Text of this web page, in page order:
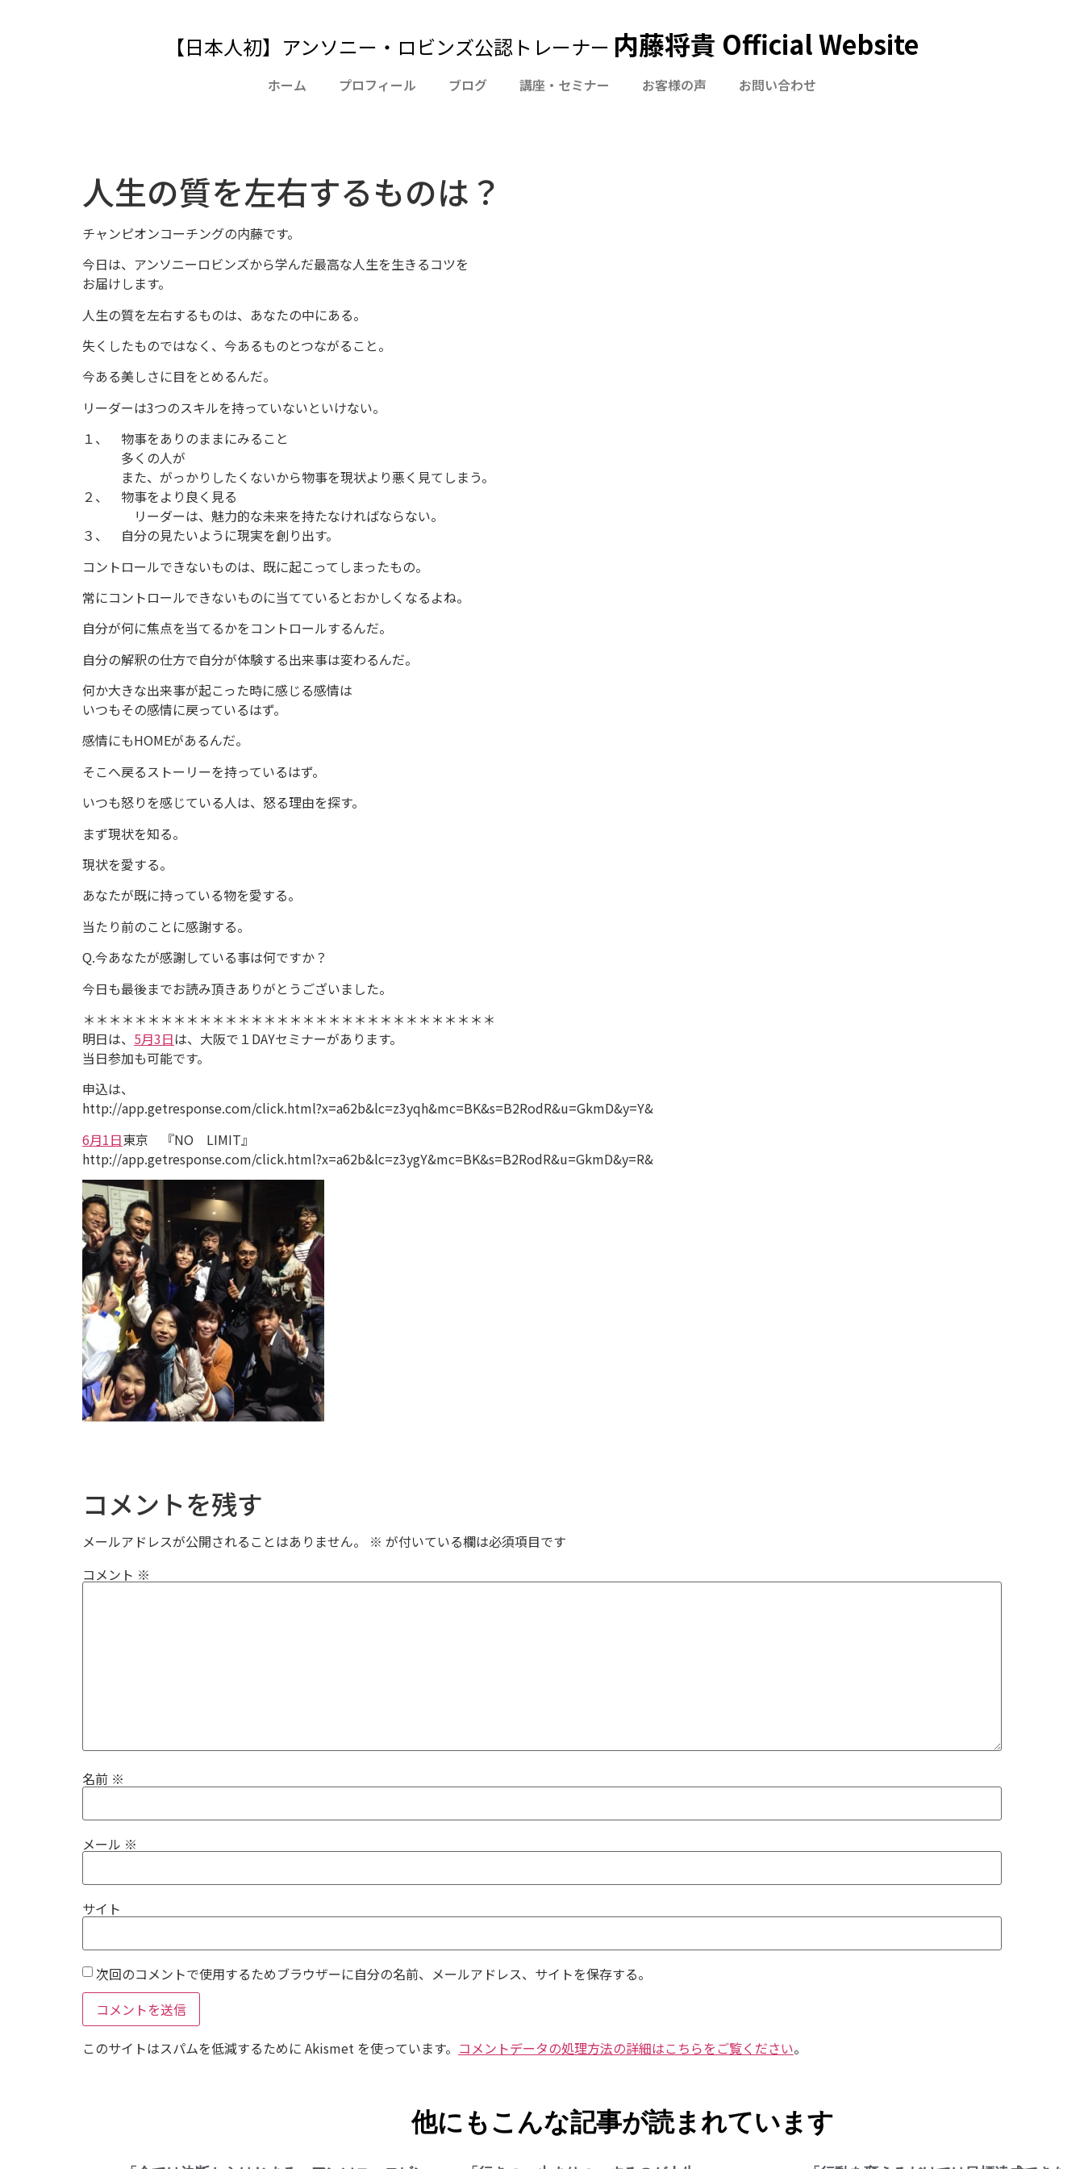
【日本人初】アンソニー・ロビンズ公認トレーナー 内藤将貴 Official Website
ホーム プロフィール ブログ 講座・セミナー お客様の声 お問い合わせ
人生の質を左右するものは？
チャンピオンコーチングの内藤です。
今日は、アンソニーロビンズから学んだ最高な人生を生きるコツを
お届けします。
人生の質を左右するものは、あなたの中にある。
失くしたものではなく、今あるものとつながること。
今ある美しさに目をとめるんだ。
リーダーは3つのスキルを持っていないといけない。
１、 物事をありのままにみること
多くの人が
また、がっかりしたくないから物事を現状より悪く見てしまう。
２、 物事をより良く見る
リーダーは、魅力的な未来を持たなければならない。
３、 自分の見たいように現実を創り出す。
コントロールできないものは、既に起こってしまったもの。
常にコントロールできないものに当てているとおかしくなるよね。
自分が何に焦点を当てるかをコントロールするんだ。
自分の解釈の仕方で自分が体験する出来事は変わるんだ。
何か大きな出来事が起こった時に感じる感情は
いつもその感情に戻っているはず。
感情にもHOMEがあるんだ。
そこへ戻るストーリーを持っているはず。
いつも怒りを感じている人は、怒る理由を探す。
まず現状を知る。
現状を愛する。
あなたが既に持っている物を愛する。
当たり前のことに感謝する。
Q.今あなたが感謝している事は何ですか？
今日も最後までお読み頂きありがとうございました。
＊＊＊＊＊＊＊＊＊＊＊＊＊＊＊＊＊＊＊＊＊＊＊＊＊＊＊＊＊＊＊＊
明日は、 5月3日は、大阪で１DAYセミナーがあります。
当日参加も可能です。
申込は、
http://app.getresponse.com/click.html?x=a62b&lc=z3yqh&mc=BK&s=B2RodR&u=GkmD&y=Y&
6月1日東京 『NO LIMIT』
http://app.getresponse.com/click.html?x=a62b&lc=z3ygY&mc=BK&s=B2RodR&u=GkmD&y=R&
コメントを残す
メールアドレスが公開されることはありません。 ※ が付いている欄は必須項目です
コメント ※
名前 ※
メール ※
サイト
次回のコメントで使用するためブラウザーに自分の名前、メールアドレス、サイトを保存する。
このサイトはスパムを低減するために Akismet を使っています。 コメントデータの処理方法の詳細はこちらをご覧ください。
他にもこんな記事が読まれています